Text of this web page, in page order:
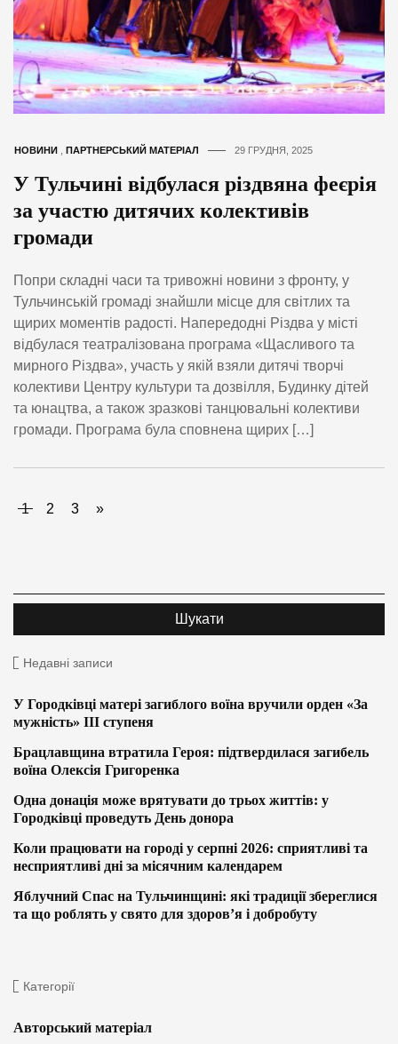
НОВИНИ ПАРТНЕРСЬКИЙ МАТЕРІАЛ 29 ГРУДНЯ, 2025
У Тульчині відбулася різдвяна феєрія
за участю дитячих колективів
громади
Попри складні часи та тривожні новини з фронту, у
Тульчинській громаді знайшли місце для світлих та
щирих моментів радості. Напередодні Різдва у місті
відбулася театралізована програма «Щасливого та
мирного Різдва», участь у якій взяли дитячі творчі
колективи Центру культури та дозвілля, Будинку дітей
та юнацтва, а також зразкові танцювальні колективи
громади. Програма була сповнена щирих […]
1 2 3 »
Недавні записи
У Городківці матері загиблого воїна вручили орден «За
мужність» ІІІ ступеня
Брацлавщина втратила Героя: підтвердилася загибель
воїна Олексія Григоренка
Одна донація може врятувати до трьох життів: у
Городківці проведуть День донора
Коли працювати на городі у серпні 2026: сприятливі та
несприятливі дні за місячним календарем
Яблучний Спас на Тульчинщині: які традиції збереглися
та що роблять у свято для здоров’я і добробуту
Категорії
Авторський матеріал